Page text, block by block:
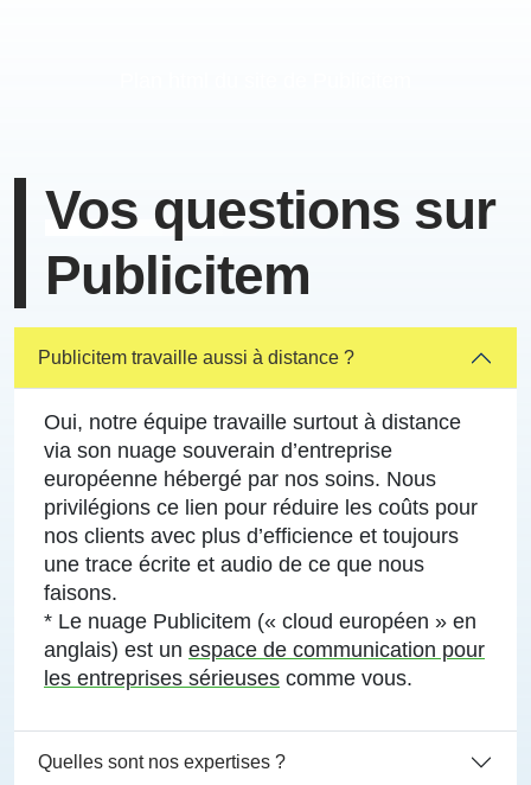
Vos questions sur
Publicitem
Oui, notre équipe travaille surtout à distance
via son nuage souverain d’entreprise
européenne hébergé par nos soins. Nous
privilégions ce lien pour réduire les coûts pour
nos clients avec plus d’efficience et toujours
une trace écrite et audio de ce que nous
faisons.
* Le nuage Publicitem (« cloud européen » en
anglais) est un espace de communication pour
les entreprises sérieuses comme vous.